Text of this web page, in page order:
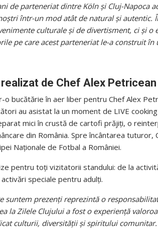
de parteneriat dintre Köln și Cluj-Napoca
într-un mod atât de natural și autentic.
culturale și de divertisment, ci și o
pe care acest parteneriat le-a construit în
de Chef Alex Petricean
bucătărie în aer liber pentru Chef Alex
au asistat la un moment de LIVE
mici în crustă de cartofi prăjiți, o
din România. Spre încântarea tuturor,
Naționale de Fotbal a României.
pentru toți vizitatorii standului: de la
speciale pentru adulți.
prezenți reprezintă o
la Zilele Clujului a fost o experiență
culturii, diversității și spiritului comunitar.